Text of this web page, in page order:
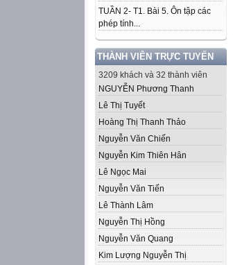
TUẦN 2- T1. Bài 5. Ôn tập các
phép tính...
THÀNH VIÊN TRỰC TUYẾN
3209 khách và 32 thành viên
NGUYỄN Phương Thanh
Lê Thị Tuyết
Hoàng Thị Thanh Thảo
Nguyễn Văn Chiến
Nguyễn Kim Thiên Hân
Lê Ngọc Mai
Nguyễn Văn Tiến
Lê Thành Lâm
Nguyễn Thị Hồng
Nguyễn Văn Quang
Kim Lượng Nguyễn Thị